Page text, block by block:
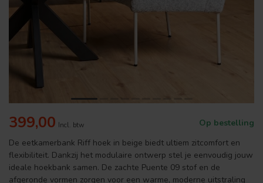
399,00 Incl. btw
Op bestelling
De eetkamerbank Riff hoek in beige biedt ultiem zitcomfort en
flexibiliteit. Dankzij het modulaire ontwerp stel je eenvoudig jouw
ideale hoekbank samen. De zachte Puente 09 stof en de
afgeronde vormen zorgen voor een warme, moderne uitstraling